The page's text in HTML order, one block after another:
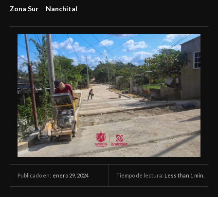
Zona Sur Nanchital
Publicado en: enero 29, 2024 Tiempo de lectura: Less than 1 min.